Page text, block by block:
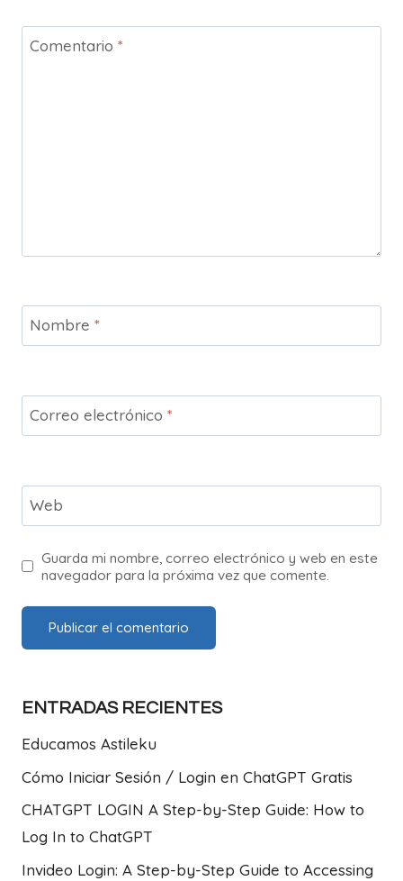
Comentario *
Nombre *
Correo electrónico *
Web
Guarda mi nombre, correo electrónico y web en este
navegador para la próxima vez que comente.
ENTRADAS RECIENTES
Educamos Astileku
Cómo Iniciar Sesión / Login en ChatGPT Gratis
CHATGPT LOGIN A Step-by-Step Guide: How to
Log In to ChatGPT
Invideo Login: A Step-by-Step Guide to Accessing